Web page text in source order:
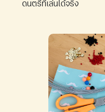
ดนตรีที่เล่นได้จริง